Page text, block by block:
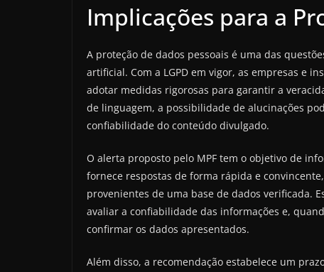
Implicações para a
A proteção de dados pessoais é uma das
artificial. Com a LGPD em vigor, as empresas e
adotar medidas rigorosas para garantir a
de linguagem, a possibilidade de alucinações
confiabilidade do conteúdo divulgado.
O alerta proposto pelo MPF tem o objetivo de
fornece respostas de forma rápida e
provenientes de uma base de dados verificada.
avaliar a confiabilidade das informações e,
confirmar os dados apresentados.
Além disso, a recomendação estabelece um